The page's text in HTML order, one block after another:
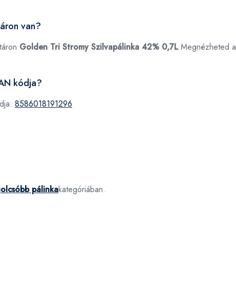
van?
Golden Tri Stromy Szilvapálinka 42% 0,7LMegnézheted a
kódja?
8586018191296
pálinkakategóriában.